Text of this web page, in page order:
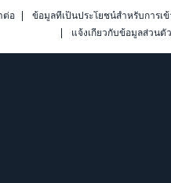
ต่อ ข้อมูลที่เป็นประโยชน์สำหรับการเ
แจ้งเกี่ยวกับข้อมูลส่วนตัว